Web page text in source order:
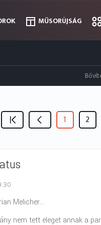
MŰSORÚJSÁG
MŰSORÚJSÁG
1 2
Melicher...
nem tett eleget annak a